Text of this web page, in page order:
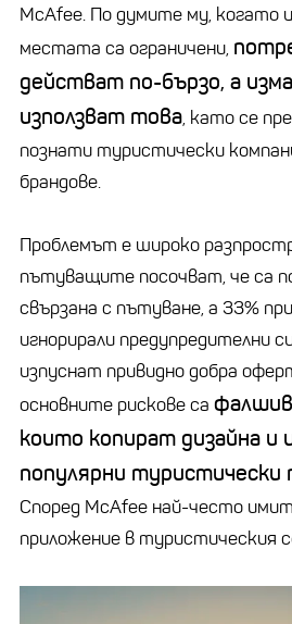
McAfee. По думите му, когато
местата са ограничени,
действат по-бързо, а
използват това, като се
познати туристически
брандове.
Проблемът е широко
пътуващите посочват, че са
свързана с пътуване, а 33%
игнорирали предупредителни
изпуснат привидно добра
основните рискове са
които копират дизайна и
популярни туристически
Според McAfee най-често
приложение в туристическия